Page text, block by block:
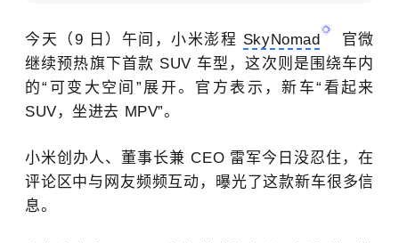
今天（9 日）午间，小米澎程 SkyNomad
官微
继续预热旗下首款 SUV 车型，这次则是围绕车内
的“可变大空间”展开。官方表示，新车“看起来
SUV，坐进去 MPV”。
小米创办人、董事长兼 CEO 雷军今日没忍住，在
评论区中与网友频频互动，曝光了这款新车很多信
息。